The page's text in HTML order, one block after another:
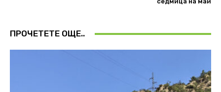
ПРОЧЕТЕТЕ ОЩЕ..